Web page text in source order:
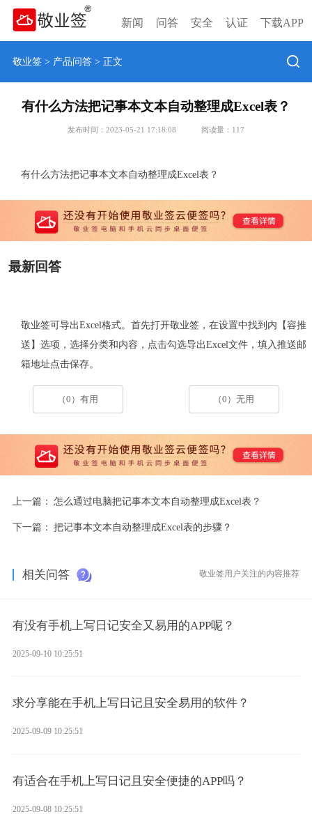
新闻 问答 安全 认证 下载APP
敬业签> 产品问答> 正文
有什么方法把记事本文本自动整理成Excel表？
发布时间：2023-05-21 17:18:08 阅读量： 117
有什么方法把记事本文本自动整理成Excel表？
最新回答
敬业签可导出Excel格式。 首先打开敬业签， 在设置中找到内 【容推
送】 选项 ， 选择分类和内容， 点击勾选导出Excel文件， 填入推送邮
箱地址点击保存。
（0）有用 （0）无用
上一篇： 怎么通过电脑把记事本文本自动整理成Excel表？
下一篇： 把记事本文本自动整理成Excel表的步骤？
相关问答 敬业签用户关注的内容推荐
有没有手机上写日记安全又易用的APP呢？
2025-09-10 10:25:51
求分享能在手机上写日记且安全易用的软件？
2025-09-09 10:25:51
有适合在手机上写日记且安全便捷的APP吗？
2025-09-08 10:25:51